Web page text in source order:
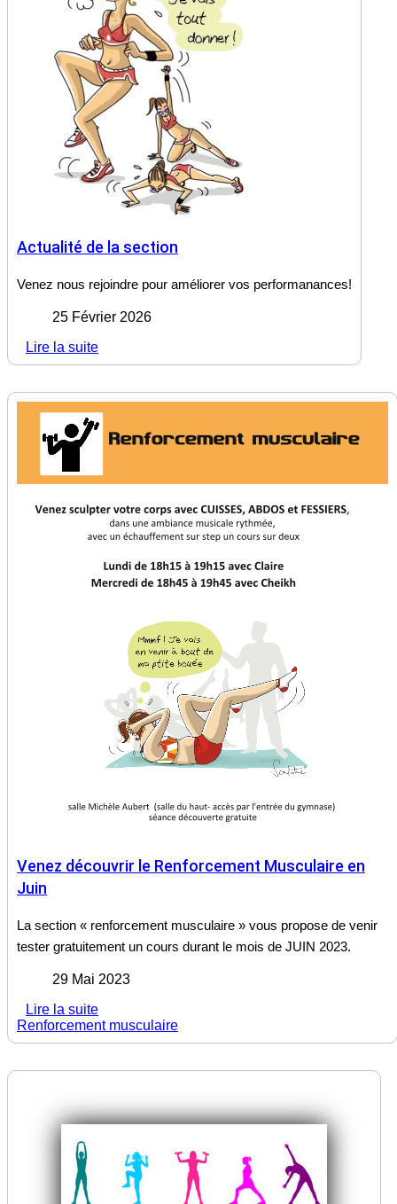
Actualité de la section
Venez nous rejoindre pour améliorer vos performanances!
25 Février 2026
Lire la suite
Venez découvrir le Renforcement Musculaire en
Juin
La section « renforcement musculaire » vous propose de venir
tester gratuitement un cours durant le mois de JUIN 2023.
29 Mai 2023
Lire la suite
Renforcement musculaire